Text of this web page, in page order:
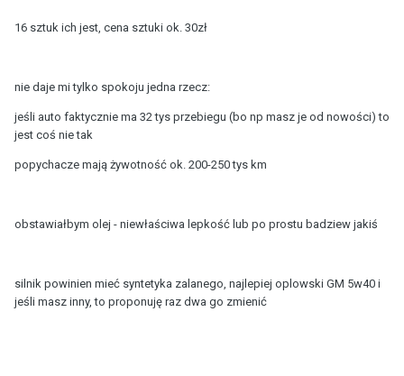
16 sztuk ich jest, cena sztuki ok. 30zł
nie daje mi tylko spokoju jedna rzecz:
jeśli auto faktycznie ma 32 tys przebiegu (bo np masz je od nowości) to
jest coś nie tak
popychacze mają żywotność ok. 200-250 tys km
obstawiałbym olej - niewłaściwa lepkość lub po prostu badziew jakiś
silnik powinien mieć syntetyka zalanego, najlepiej oplowski GM 5w40 i
jeśli masz inny, to proponuję raz dwa go zmienić